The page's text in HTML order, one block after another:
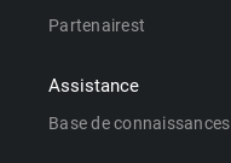
Partenairest
Assistance
Base de connaissances